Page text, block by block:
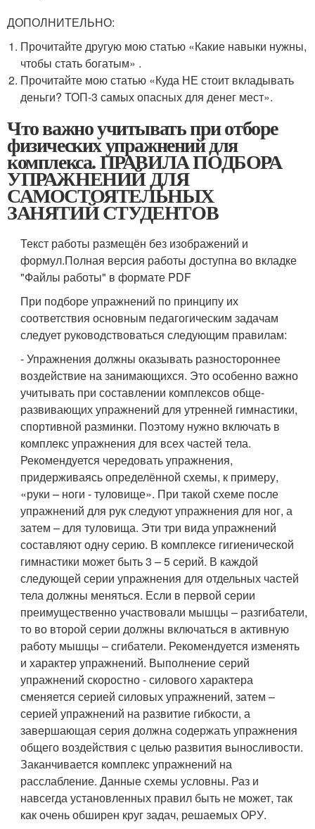
ДОПОЛНИТЕЛЬНО:
Прочитайте другую мою статью «Какие навыки нужны,
чтобы стать богатым» .
Прочитайте мою статью «Куда НЕ стоит вкладывать
деньги? ТОП-3 самых опасных для денег мест».
Что важно учитывать при отборе
физических упражнений для
комплекса. ПРАВИЛА ПОДБОРА
УПРАЖНЕНИЙ ДЛЯ
САМОСТОЯТЕЛЬНЫХ
ЗАНЯТИЙ СТУДЕНТОВ
Текст работы размещён без изображений и
формул.Полная версия работы доступна во вкладке
"Файлы работы" в формате PDF
При подборе упражнений по принципу их
соответствия основным педагогическим задачам
следует руководствоваться следующим правилам:
- Упражнения должны оказывать разностороннее
воздействие на занимающихся. Это особенно важно
учитывать при составлении комплексов обще-
развивающих упражнений для утренней гимнастики,
спортивной разминки. Поэтому нужно включать в
комплекс упражнения для всех частей тела.
Рекомендуется чередовать упражнения,
придерживаясь определённой схемы, к примеру,
«руки – ноги - туловище». При такой схеме после
упражнений для рук следуют упражнения для ног, а
затем – для туловища. Эти три вида упражнений
составляют одну серию. В комплексе гигиенической
гимнастики может быть 3 – 5 серий. В каждой
следующей серии упражнения для отдельных частей
тела должны меняться. Если в первой серии
преимущественно участвовали мышцы – разгибатели,
то во второй серии должны включаться в активную
работу мышцы – сгибатели. Рекомендуется изменять
и характер упражнений. Выполнение серий
упражнений скоростно - силового характера
сменяется серией силовых упражнений, затем –
серией упражнений на развитие гибкости, а
завершающая серия должна содержать упражнения
общего воздействия с целью развития выносливости.
Заканчивается комплекс упражнений на
расслабление. Данные схемы условны. Раз и
навсегда установленных правил быть не может, так
как очень обширен круг задач, решаемых ОРУ.